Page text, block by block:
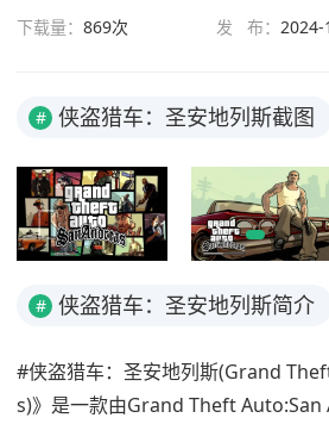
下载量： 869次 发 布： 2024-
# 侠盗猎车：圣安地列斯截图
# 侠盗猎车：圣安地列斯简介
#侠盗猎车：圣安地列斯(Grand
s)》是一款由Grand Theft Auto:San